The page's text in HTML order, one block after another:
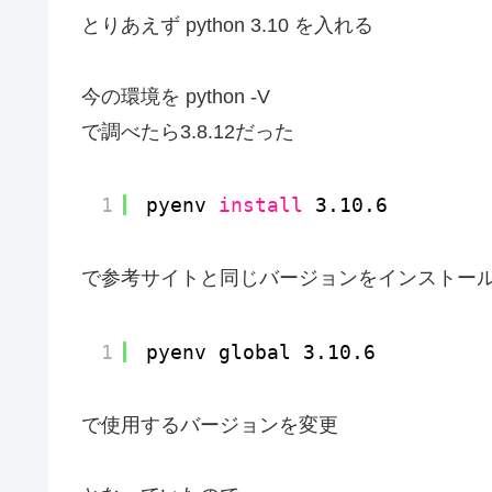
とりあえず python 3.10 を入れる
今の環境を python -V
で調べたら3.8.12だった
1 pyenv install 3.10.6
で参考サイトと同じバージョンをインストー
1 pyenv global 3.10.6
で使用するバージョンを変更